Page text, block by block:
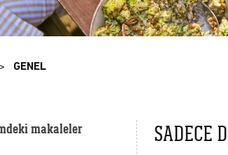
GENEL
makaleler SADECE